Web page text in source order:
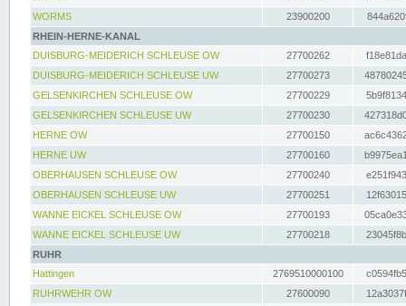
WORMS
23900200
RHEIN-HERNE-KANAL
DUISBURG-MEIDERICH SCHLEUSE OW
27700262
DUISBURG-MEIDERICH SCHLEUSE UW
27700273
GELSENKIRCHEN SCHLEUSE OW
27700229
GELSENKIRCHEN SCHLEUSE UW
27700230
HERNE OW
27700150
HERNE UW
27700160
OBERHAUSEN SCHLEUSE OW
27700240
OBERHAUSEN SCHLEUSE UW
27700251
WANNE EICKEL SCHLEUSE OW
27700193
WANNE EICKEL SCHLEUSE UW
27700218
RUHR
Hattingen
2769510000100
RUHRWEHR OW
27600090